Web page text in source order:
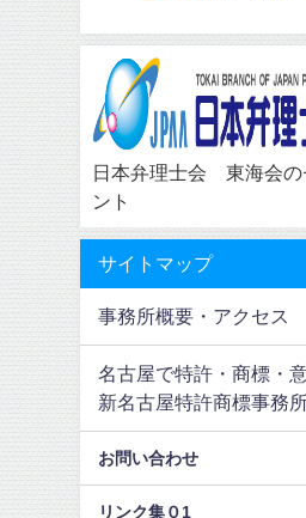
日本弁理士会 東海会の
ント
サイトマップ
事務所概要・アクセス
名古屋で特許・商標・
新名古屋特許商標事務
お問い合わせ
リンク集０1